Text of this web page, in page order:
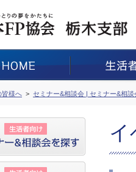
皆様へ セミナー&相談会 | セミナー&相談
イ